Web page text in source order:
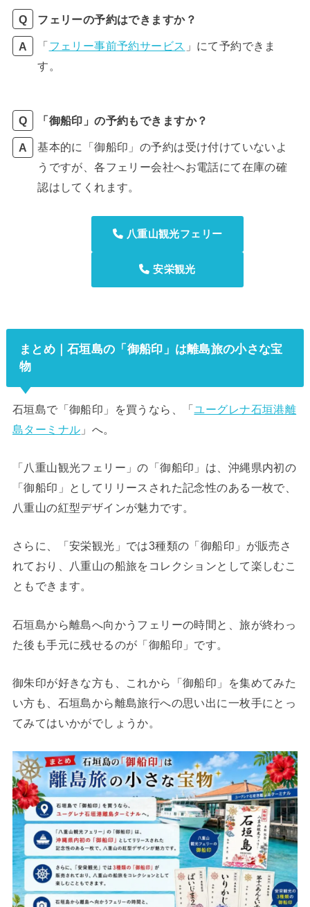
フェリーの予約はできますか？
「フェリー事前予約サービス 」にて予約できま
す。
「御船印」の予約もできますか？
基本的に「御船印」の予約は受け付けていないよ
うですが、各フェリー会社へお電話にて在庫の確
認はしてくれます。
八重山観光フェリー
安栄観光
まとめ｜石垣島の「御船印」は離島旅の小さな宝
物
石垣島で「御船印」を買うなら、「ユーグレナ石垣港離
島ターミナル 」へ。
「八重山観光フェリー」の「御船印」は、沖縄県内初の
「御船印」としてリリースされた記念性のある一枚で、
八重山の紅型デザインが魅力です。
さらに、「安栄観光」では3種類の「御船印」が販売さ
れており、八重山の船旅をコレクションとして楽しむこ
ともできます。
石垣島から離島へ向かうフェリーの時間と、旅が終わっ
た後も手元に残せるのが「御船印」です。
御朱印が好きな方も、これから「御船印」を集めてみた
い方も、石垣島から離島旅行への思い出に一枚手にとっ
てみてはいかがでしょうか。